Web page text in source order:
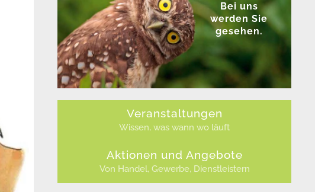
Bei uns
werden Sie
gesehen.
Veranstaltungen
Wissen, was wann wo läuft
Aktionen und Angebote
Von Handel, Gewerbe, Dienstleistern